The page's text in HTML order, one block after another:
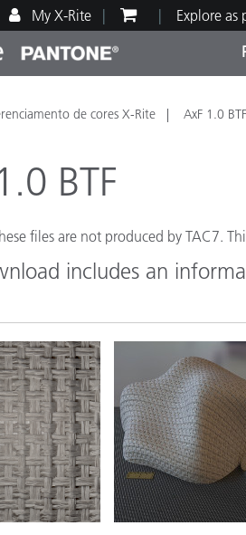
My X-Rite
Explore as
produtos
e Embalagem
Têxtil
Educacionaisde cores X-Rite AxF 1.0 BTF
BTF
files are not produced by TAC7.
includes an